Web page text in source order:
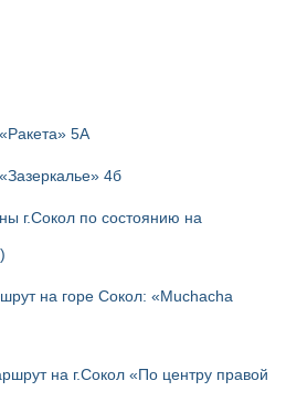
5А
4б
г.Сокол по состоянию на
на горе Сокол: «Muchacha
на г.Сокол «По центру правой